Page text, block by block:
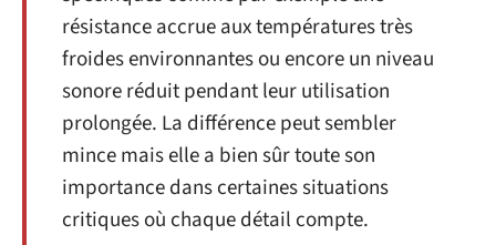
résistance accrue aux températures très
froides environnantes ou encore un niveau
sonore réduit pendant leur utilisation
prolongée. La différence peut sembler
mince mais elle a bien sûr toute son
importance dans certaines situations
critiques où chaque détail compte.